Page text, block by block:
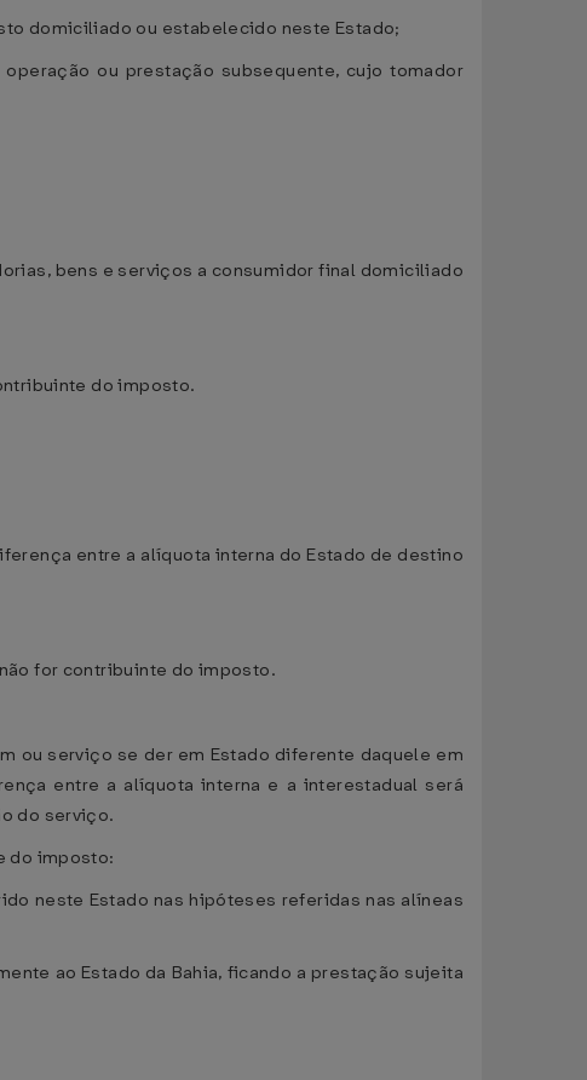
domiciliado ou estabelecido neste Estado;
ou prestação subsequente, cujo tomador
bens e serviços a consumidor final domiciliado
do imposto.
entre a alíquota interna do Estado de destino
for contribuinte do imposto.
ou serviço se der em Estado diferente daquele em
entre a alíquota interna e a interestadual será
do serviço.
do imposto:
neste Estado nas hipóteses referidas nas alíneas
ao Estado da Bahia, ficando a prestação sujeita